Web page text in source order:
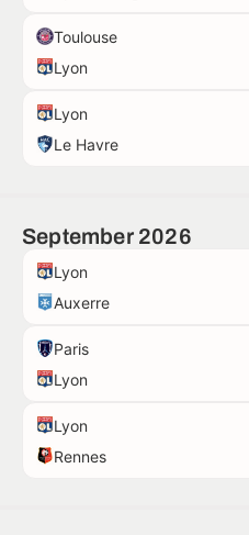
Toulouse
Lyon
Lyon
Le Havre
September 2026
Lyon
Auxerre
Paris
Lyon
Lyon
Rennes